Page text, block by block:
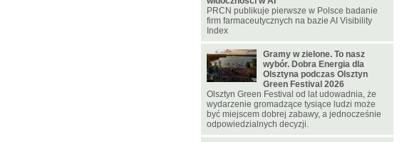
PRCN publikuje pierwsze w Polsce badanie
firm farmaceutycznych na bazie AI Visibility
Index
Gramy w zielone. To nasz
wybór. Dobra Energia dla
Olsztyna podczas Olsztyn
Green Festival 2026
Olsztyn Green Festival od lat udowadnia, że
wydarzenie gromadzące tysiące ludzi może
być miejscem dobrej zabawy, a jednocześnie
odpowiedzialnych decyzji.